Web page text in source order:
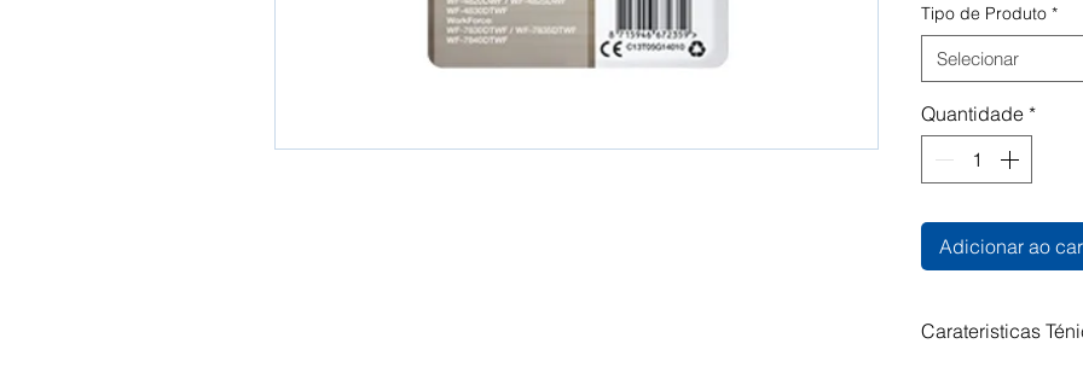
Tipo de Produto *
Selecionar
Quantidade *
Adicionar ao
Carateristicas